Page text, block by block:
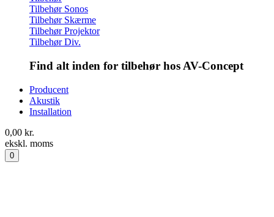
Tilbehør Sonos
Tilbehør Skærme
Tilbehør Projektor
Tilbehør Div.
Find alt inden for tilbehør hos AV-Concept
Producent
Akustik
Installation
0,00 kr.
ekskl. moms
0